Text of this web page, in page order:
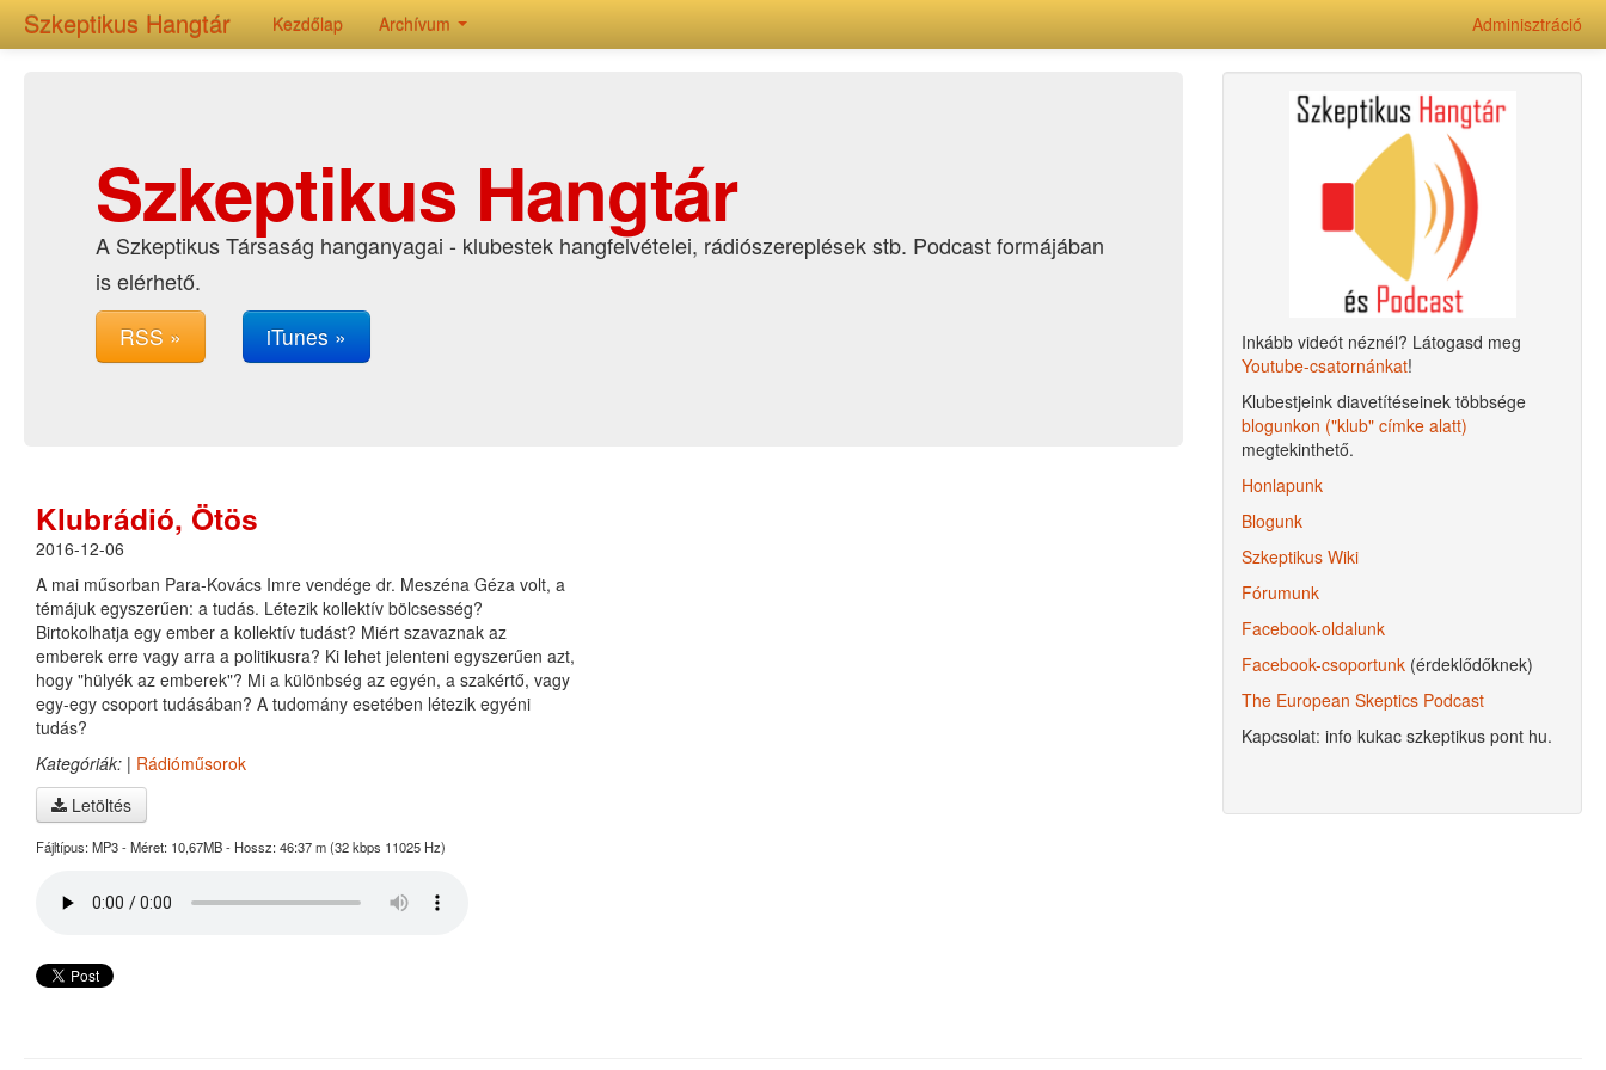
Szkeptikus Hangtár Adminisztráció
Kezdőlap Archívum
Szkeptikus Hangtár
A Szkeptikus Társaság hanganyagai - klubestek hangfelvételei, rádiószereplések stb. Podcast formájában
is elérhető.
RSS » iTunes »
Klubrádió, Ötös
2016-12-06
A mai műsorban Para-Kovács Imre vendége dr. Meszéna Géza volt, a
témájuk egyszerűen: a tudás. Létezik kollektív bölcsesség?
Birtokolhatja egy ember a kollektív tudást? Miért szavaznak az
emberek erre vagy arra a politikusra? Ki lehet jelenteni egyszerűen azt,
hogy "hülyék az emberek"? Mi a különbség az egyén, a szakértő, vagy
egy-egy csoport tudásában? A tudomány esetében létezik egyéni
tudás?
Kategóriák: | Rádióműsorok
Letöltés
Fájltípus: MP3 - Méret: 10,67MB - Hossz: 46:37 m (32 kbps 11025 Hz)
Inkább videót néznél? Látogasd meg
Youtube-csatornánkat!
Klubestjeink diavetítéseinek többsége
blogunkon ("klub" címke alatt)
megtekinthető.
Honlapunk
Blogunk
Szkeptikus Wiki
Fórumunk
Facebook-oldalunk
Facebook-csoportunk (érdeklődőknek)
The European Skeptics Podcast
Kapcsolat: info kukac szkeptikus pont hu.